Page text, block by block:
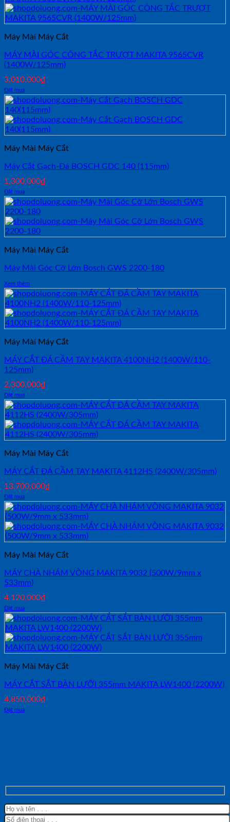
Máy Mài Máy Cắt
MÁY MÀI GÓC CÔNG TẮC TRƯỢT MAKITA 9565CVR
(1400W/125mm)
3,010,000₫
Đặt mua
Máy Mài Máy Cắt
Máy Cắt Gạch-Đá BOSCH GDC 140 (115mm)
1,300,000₫
Đặt mua
Máy Mài Máy Cắt
Máy Mài Góc Cỡ Lớn Bosch GWS 2200-180
Xem thêm
Máy Mài Máy Cắt
MÁY CẮT ĐÁ CẦM TAY MAKITA 4100NH2 (1400W/110-
125mm)
2,300,000₫
Đặt mua
Máy Mài Máy Cắt
MÁY CẮT ĐÁ CẦM TAY MAKITA 4112HS (2400W/305mm)
13,700,000₫
Đặt mua
Máy Mài Máy Cắt
MÁY CHÀ NHÁM VÒNG MAKITA 9032 (500W/9mm x
533mm)
4,120,000₫
Đặt mua
Máy Mài Máy Cắt
MÁY CẮT SẮT BÀN LƯỠI 355mm MAKITA LW1400 (2200W)
4,850,000₫
Đặt mua